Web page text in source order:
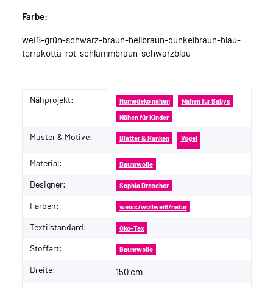
Farbe:
weiß-grün-schwarz-braun-hellbraun-dunkelbraun-blau-
terrakotta-rot-schlammbraun-schwarzblau
Produkteigenschaft
Wert
Nähprojekt: Homedeko nähen Nähen für Babys
Nähen für Kinder
Muster & Motive: Blätter & Ranken Vögel
Material: Baumwolle
Designer: Sophia Drescher
Farben: weiss/wollweiß/natur
Textilstandard: Öko-Tex
Stoffart: Baumwolle
Breite: 150 cm